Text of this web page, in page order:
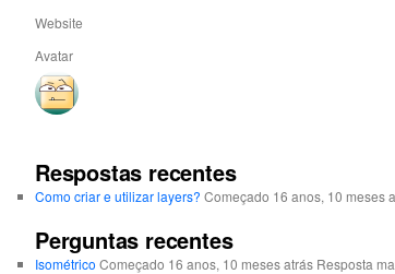
Website
Avatar
Respostas recentes
Como criar e utilizar layers? Começado 16 anos, 10 meses
Perguntas recentes
Isométrico Começado 16 anos, 10 meses atrás Resposta